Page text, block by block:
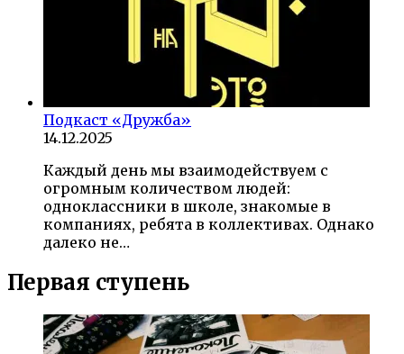
Подкаст «Дружба»
14.12.2025
Каждый день мы взаимодействуем с
огромным количеством людей:
одноклассники в школе, знакомые в
компаниях, ребята в коллективах. Однако
далеко не…
Первая ступень